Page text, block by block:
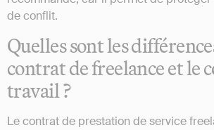
de conflit.
Quelles sont les
contrat de freelance et le
travail ?
Le contrat de prestation de service